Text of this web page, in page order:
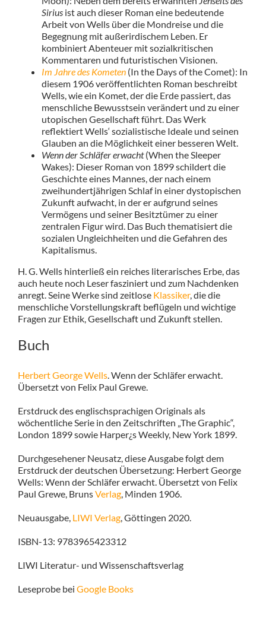
Siriusist auch dieser Roman eine bedeutende
Arbeit von Wells über die Mondreise und die
Begegnung mit außerirdischem Leben. Er
kombiniert Abenteuer mit sozialkritischen
Kommentaren und futuristischen Visionen.
Im Jahre des Kometen(In the Days of the Comet): In
diesem 1906 veröffentlichten Roman beschreibt
Wells, wie ein Komet, der die Erde passiert, das
menschliche Bewusstsein verändert und zu einer
utopischen Gesellschaft führt. Das Werk
reflektiert Wells‘ sozialistische Ideale und seinen
Glauben an die Möglichkeit einer besseren Welt.
Wenn der Schläfer erwacht(When the Sleeper
Wakes): Dieser Roman von 1899 schildert die
Geschichte eines Mannes, der nach einem
zweihundertjährigen Schlaf in einer dystopischen
Zukunft aufwacht, in der er aufgrund seines
Vermögens und seiner Besitztümer zu einer
zentralen Figur wird. Das Buch thematisiert die
sozialen Ungleichheiten und die Gefahren des
Kapitalismus.
H. G. Wells hinterließ ein reiches literarisches Erbe, das
auch heute noch Leser fasziniert und zum Nachdenken
anregt. Seine Werke sind zeitlose Klassiker, die die
menschliche Vorstellungskraft beflügeln und wichtige
Fragen zur Ethik, Gesellschaft und Zukunft stellen.
Buch
Herbert George Wells. Wenn der Schläfer erwacht.
Übersetzt von Felix Paul Grewe.
Erstdruckdesenglischsprachigen Originals als
wöchentliche Serie in den Zeitschriften „The Graphic“,
London 1899 sowie Harper¿s Weekly, New York 1899.
Durchgesehener Neusatz, diese Ausgabe folgt dem
Erstdruck der deutschen Übersetzung: Herbert George
Wells: Wenn der Schläfer erwacht. Übersetzt von Felix
Paul Grewe, BrunsVerlag, Minden 1906.
Neuausgabe, LIWI Verlag, Göttingen 2020.
ISBN-13: 9783965423312
LIWI Literatur- und Wissenschaftsverlag
Leseprobe bei Google Books